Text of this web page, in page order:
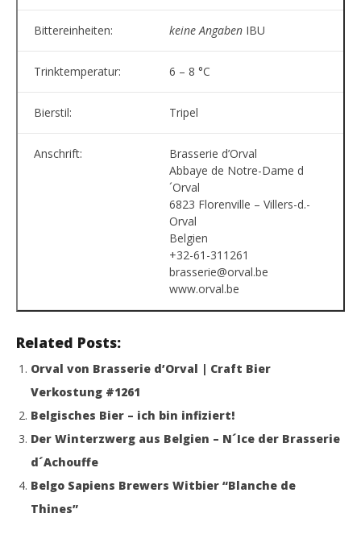
Bittereinheiten: keine Angaben IBU
Trinktemperatur: 6 – 8 °C
Bierstil: Tripel
Anschrift:
Brasserie d’Orval
Abbaye de Notre-Dame d
´Orval
6823 Florenville – Villers-d.-
Orval
Belgien
+32-61-311261
brasserie@orval.be
www.orval.be
Related Posts:
Orval von Brasserie d’Orval | Craft Bier
Verkostung #1261
Belgisches Bier – ich bin infiziert!
Der Winterzwerg aus Belgien – N´Ice der Brasserie
d´Achouffe
Belgo Sapiens Brewers Witbier “Blanche de
Thines”